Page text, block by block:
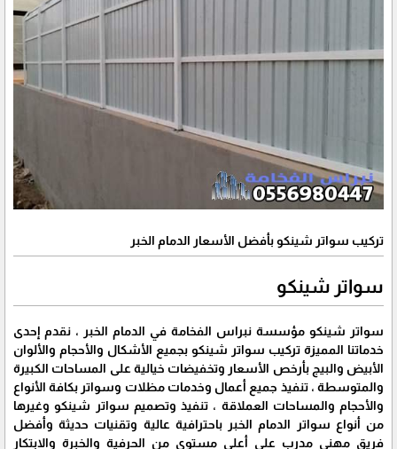
تركيب سواتر شينكو بأفضل الأسعار الدمام الخبر
سواتر شينكو
سواتر شينكو مؤسسة نبراس الفخامة في الدمام الخبر ، نقدم إحدى
خدماتنا المميزة تركيب سواتر شينكو بجميع الأشكال والأحجام والألوان
الأبيض والبيج بأرخص الأسعار وتخفيضات خيالية على المساحات الكبيرة
والمتوسطة ، تنفيذ جميع أعمال وخدمات مظلات وسواتر بكافة الأنواع
والأحجام والمساحات العملاقة ، تنفيذ وتصميم سواتر شينكو وغيرها
من أنواع سواتر الدمام الخبر باحترافية عالية وتقنيات حديثة وأفضل
فريق مهني مدرب على أعلى مستوى من الحرفية والخبرة والابتكار